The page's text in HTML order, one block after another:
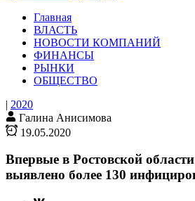
Главная
ВЛАСТЬ
НОВОСТИ КОМПАНИЙ
ФИНАНСЫ
РЫНКИ
ОБЩЕСТВО
| 2020
Галина Анисимова
19.05.2020
Впервые в Ростовской
выявлено более 130